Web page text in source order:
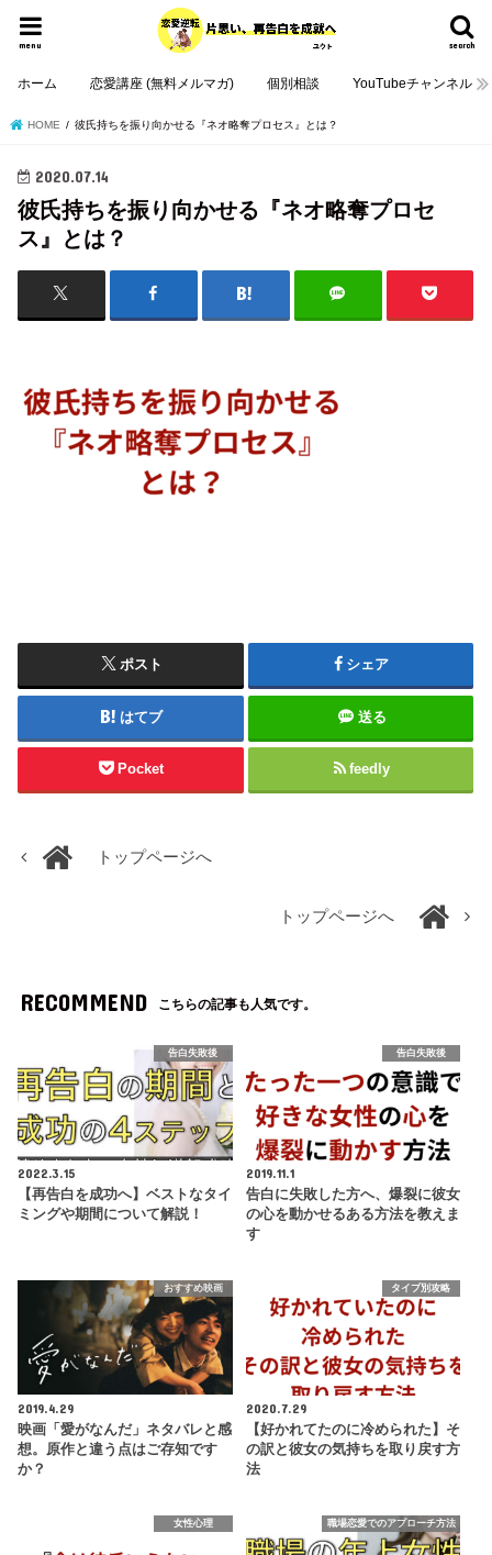
search
menu
ホーム 恋愛講座 (無料メルマガ) 個別相談 YouTubeチャンネル
HOME 彼氏持ちを振り向かせる『ネオ略奪プロセス』とは？
2020.07.14
彼氏持ちを振り向かせる『ネオ略奪プロセ
ス』とは？
ポスト シェア
はてブ 送る
Pocket feedly
トップページへ
トップページへ
RECOMMEND こちらの記事も人気です。
告白失敗後
2022.3.15
【再告白を成功へ】ベストなタイ
ミングや期間について解説！
告白失敗後
2019.11.1
告白に失敗した方へ、爆裂に彼女
の心を動かせるある方法を教えま
す
おすすめ映画
2019.4.29
映画「愛がなんだ」ネタバレと感
想。原作と違う点はご存知です
か？
タイプ別攻略
2020.7.29
【好かれてたのに冷められた】そ
の訳と彼女の気持ちを取り戻す方
法
女性心理 職場恋愛でのアプローチ方法